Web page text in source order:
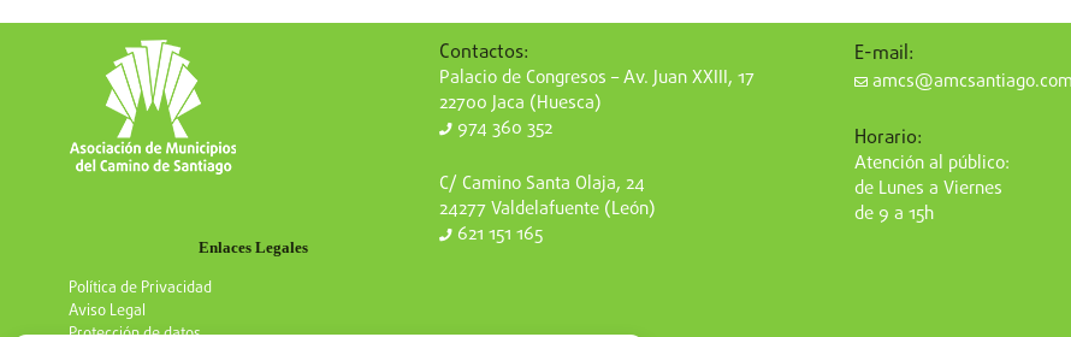
Enlaces Legales
Política de Privacidad
Aviso Legal
Contactos:
Palacio de Congresos – Av. Juan XXIII, 17
22700 Jaca (Huesca)
974 360 352
C/ Camino Santa Olaja, 24
24277 Valdelafuente (León)
621 151 165
E-mail:
amcs@amcsantiago.com
Horario:
Atención al público:
de Lunes a Viernes
de 9 a 15h